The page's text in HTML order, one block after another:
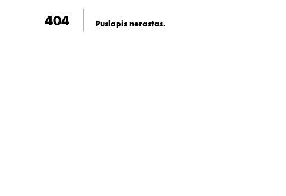
404 Puslapis nerastas.